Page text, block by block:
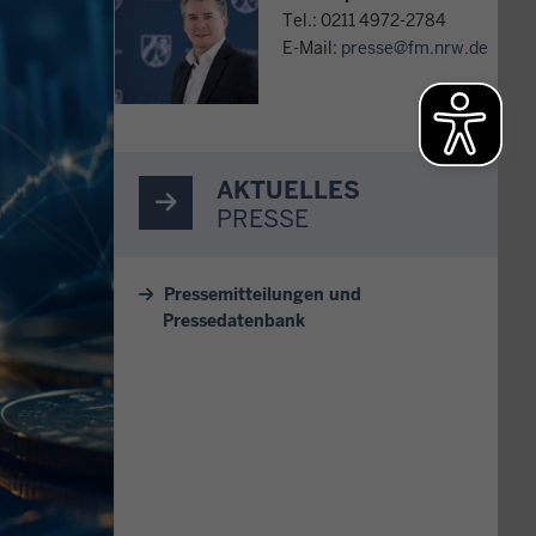
Tel.: 0211 4972-2784
E-Mail: presse@fm.nrw.de
AKTUELLES
PRESSE
Pressemitteilungen und
Pressedatenbank